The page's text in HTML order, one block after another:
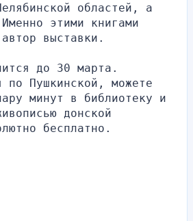
областей, а
этими книгами
выставки.
до 30 марта.
по Пушкинской, можете
минут в библиотеку и
донской
бесплатно.